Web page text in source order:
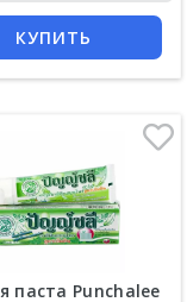
КУПИТЬ
паста Punchalee